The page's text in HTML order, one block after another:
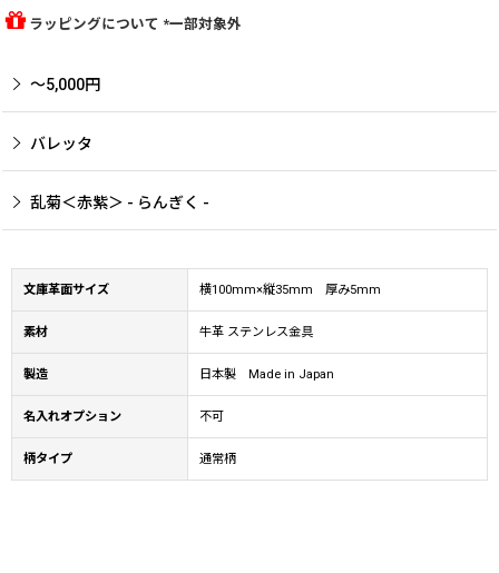
ラッピングについて *一部対象外
〜5,000円
バレッタ
乱菊＜赤紫＞ - らんぎく -
文庫革面サイズ 横100mm×縦35mm 厚み5mm
素材 牛革 ステンレス金具
製造 日本製 Made in Japan
名入れオプション 不可
柄タイプ 通常柄